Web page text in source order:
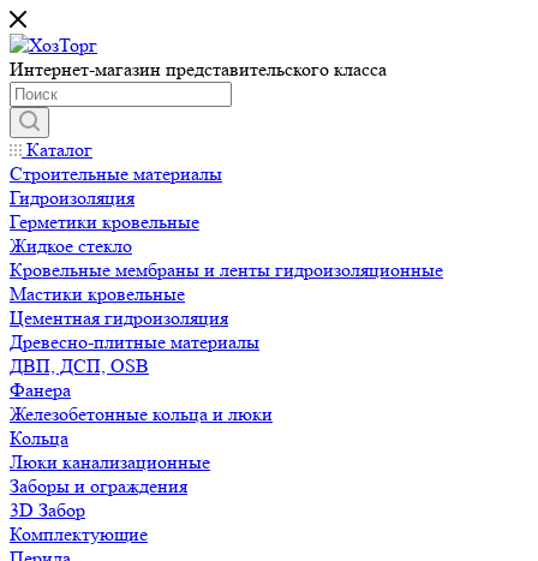
Интернет-магазин представительского класса
Каталог
Строительные материалы
Гидроизоляция
Герметики кровельные
Жидкое стекло
Кровельные мембраны и ленты гидроизоляционные
Мастики кровельные
Цементная гидроизоляция
Древесно-плитные материалы
ДВП, ДСП, OSB
Фанера
Железобетонные кольца и люки
Кольца
Люки канализационные
Заборы и ограждения
3D Забор
Комплектующие